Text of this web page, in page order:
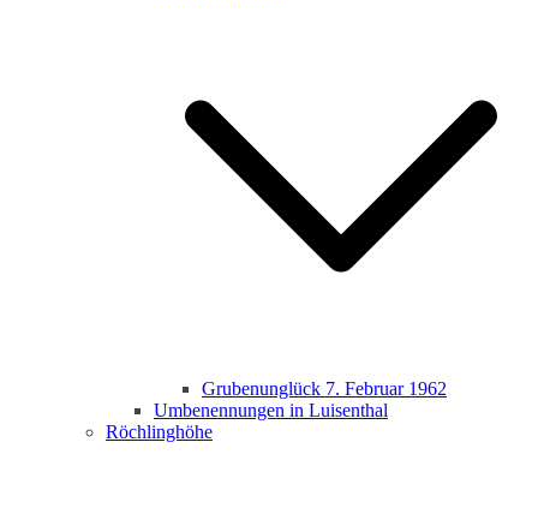
Grubenunglück 7. Februar 1962
Umbenennungen in Luisenthal
Röchlinghöhe